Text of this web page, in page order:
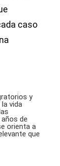
caso
y
vida
de
orienta a
que